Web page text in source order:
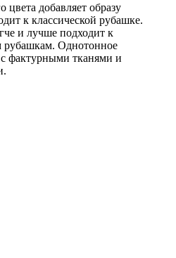
цвета добавляет образу
к классической рубашке.
и лучше подходит к
Однотонное
с фактурными тканями и